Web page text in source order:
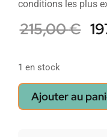
conditions les plus
215,00€
1 en stock
Ajouter au